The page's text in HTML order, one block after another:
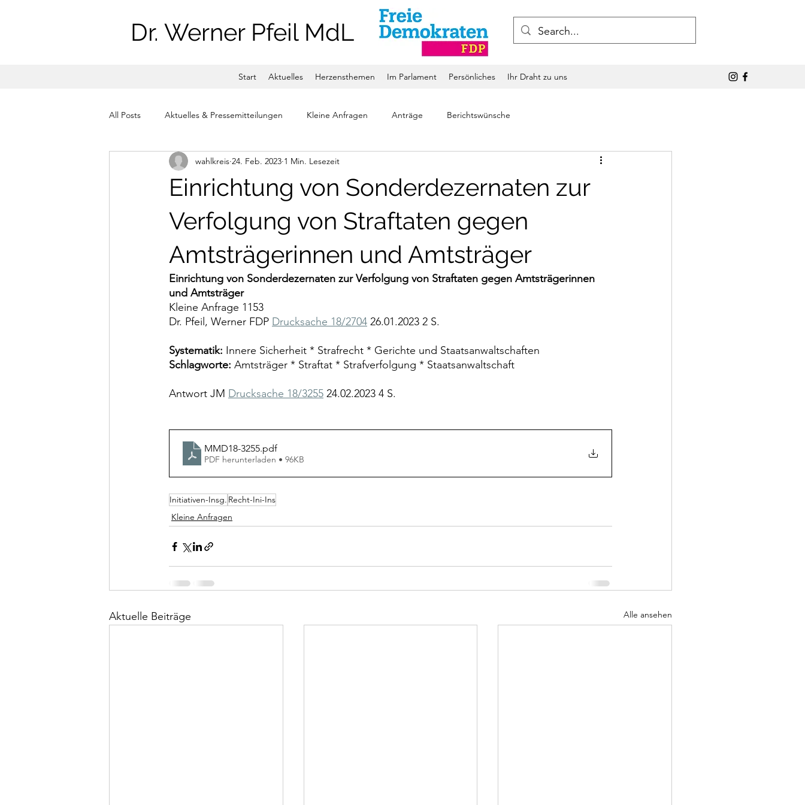
Dr. Werner Pfeil MdL
Start Aktuelles Herzensthemen Im Parlament Persönliches Ihr Draht zu uns
All Posts Aktuelles & Pressemitteilungen Kleine Anfragen Anträge Berichtswünsche
Einrichtung von Sonderdezernaten zur
Verfolgung von Straftaten gegen
Amtsträgerinnen und Amtsträger
wahlkreis 24. Feb. 2023 1 Min. Lesezeit
Einrichtung von Sonderdezernaten zur Verfolgung von Straftaten gegen Amtsträgerinnen
und Amtsträger
Kleine Anfrage 1153
Dr. Pfeil, Werner FDP Drucksache 18/2704 26.01.2023 2 S.
Systematik: Innere Sicherheit * Strafrecht * Gerichte und Staatsanwaltschaften
Schlagworte: Amtsträger * Straftat * Strafverfolgung * Staatsanwaltschaft
Antwort JM Drucksache 18/3255 24.02.2023 4 S.
MMD18-3255.pdf
PDF herunterladen • 96KB
Initiativen-Insg. Recht-Ini-Ins
Kleine Anfragen
Aktuelle Beiträge Alle ansehen